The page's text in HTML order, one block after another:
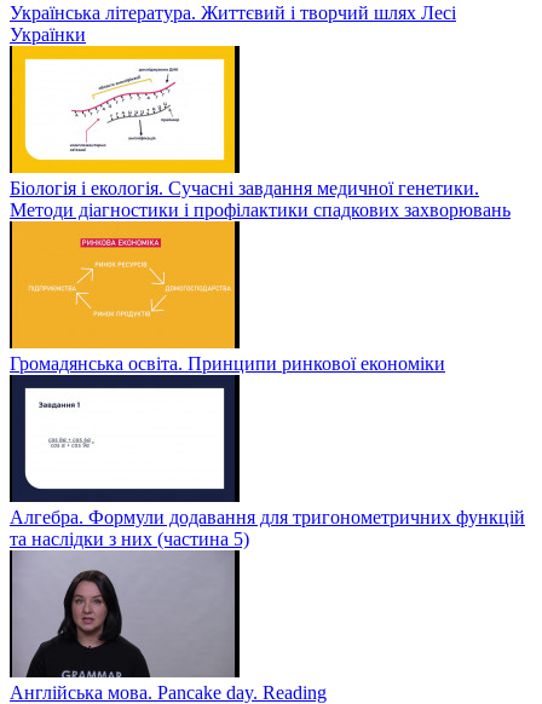
Українська література. Життєвий і творчий шлях Лесі
Українки
Біологія і екологія. Сучасні завдання медичної генетики.
Методи діагностики і профілактики спадкових захворювань
Громадянська освіта. Принципи ринкової економіки
Алгебра. Формули додавання для тригонометричних функцій
та наслідки з них (частина 5)
Англійська мова. Pancake day. Reading